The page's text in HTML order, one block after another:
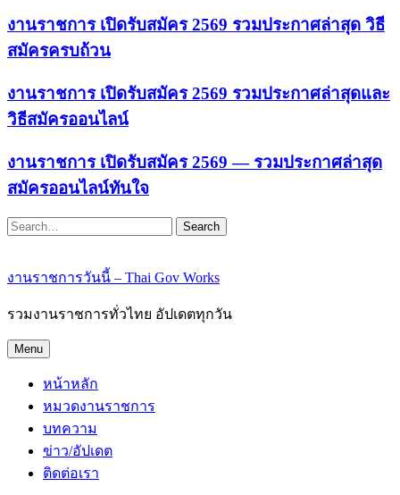
งานราชการ เปิดรับสมัคร 2569 รวมประกาศล่าสุด วิธี
สมัครครบถ้วน
งานราชการ เปิดรับสมัคร 2569 รวมประกาศล่าสุดและ
วิธีสมัครออนไลน์
งานราชการ เปิดรับสมัคร 2569 — รวมประกาศล่าสุด
สมัครออนไลน์ทันใจ
Search
งานราชการวันนี้ – Thai Gov Works
รวมงานราชการทั่วไทย อัปเดตทุกวัน
Menu
หน้าหลัก
หมวดงานราชการ
บทความ
ข่าว/อัปเดต
ติดต่อเรา